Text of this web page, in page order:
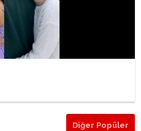
Diğer Popüler